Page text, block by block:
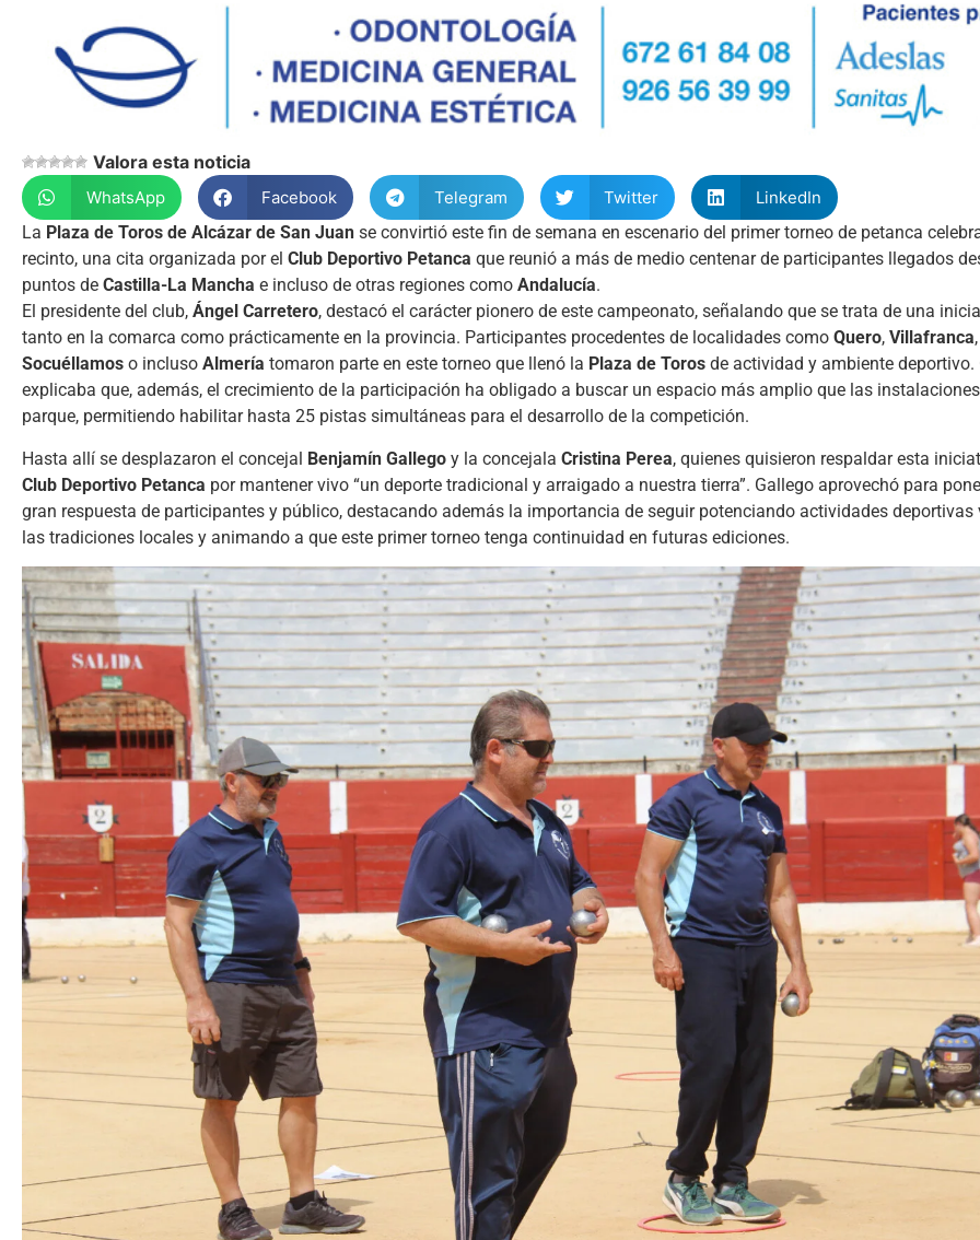
Valora esta noticia
WhatsApp Facebook Telegram Twitter
LinkedIn
La Plaza de Toros de Alcázar de San Juan se convirtió este fin de semana en escenario del primer torneo de petanca
recinto, una cita organizada por el Club Deportivo Petanca que reunió a más de medio centenar de participantes llegados
puntos de Castilla-La Mancha e incluso de otras regiones como Andalucía.
El presidente del club, Ángel Carretero, destacó el carácter pionero de este campeonato, señalando que se trata de una
tanto en la comarca como prácticamente en la provincia. Participantes procedentes de localidades como Quero, Villafranca
Socuéllamos o incluso Almería tomaron parte en este torneo que llenó la Plaza de Toros de actividad y ambiente deportivo.
explicaba que, además, el crecimiento de la participación ha obligado a buscar un espacio más amplio que las
parque, permitiendo habilitar hasta 25 pistas simultáneas para el desarrollo de la competición.
Hasta allí se desplazaron el concejal Benjamín Gallego y la concejala Cristina Perea, quienes quisieron respaldar esta
Club Deportivo Petanca por mantener vivo “un deporte tradicional y arraigado a nuestra tierra”. Gallego aprovechó para
gran respuesta de participantes y público, destacando además la importancia de seguir potenciando actividades
las tradiciones locales y animando a que este primer torneo tenga continuidad en futuras ediciones.